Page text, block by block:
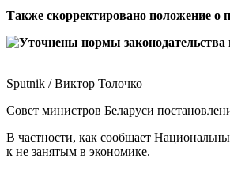
Также скорректировано положение о
Sputnik / Виктор Толочко
Совет министров Беларуси
В частности, как сообщает
к не занятым в экономике.